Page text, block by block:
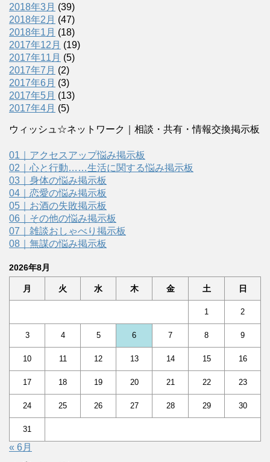
2018年3月 (39)
2018年2月 (47)
2018年1月 (18)
2017年12月 (19)
2017年11月 (5)
2017年7月 (2)
2017年6月 (3)
2017年5月 (13)
2017年4月 (5)
ウィッシュ☆ネットワーク｜相談・共有・情報交換掲示板
01｜アクセスアップ悩み掲示板
02｜心と行動……生活に関する悩み掲示板
03｜身体の悩み掲示板
04｜恋愛の悩み掲示板
05｜お酒の失敗掲示板
06｜その他の悩み掲示板
07｜雑談おしゃべり掲示板
08｜無謀の悩み掲示板
2026年8月
月 火 水 木 金 土 日
1 2
3 4 5 6 7 8 9
10 11 12 13 14 15 16
17 18 19 20 21 22 23
24 25 26 27 28 29 30
31
« 6月